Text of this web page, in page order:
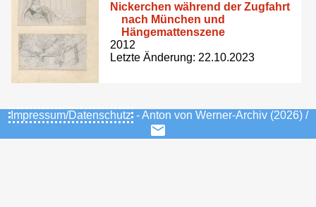
Nickerchen während der Zugfahrt
nach München und
Hängemattenszene
2012
Letzte Änderung: 22.10.2023
Impressum/Datenschutz - Anton von Werner-Archiv (2026) /